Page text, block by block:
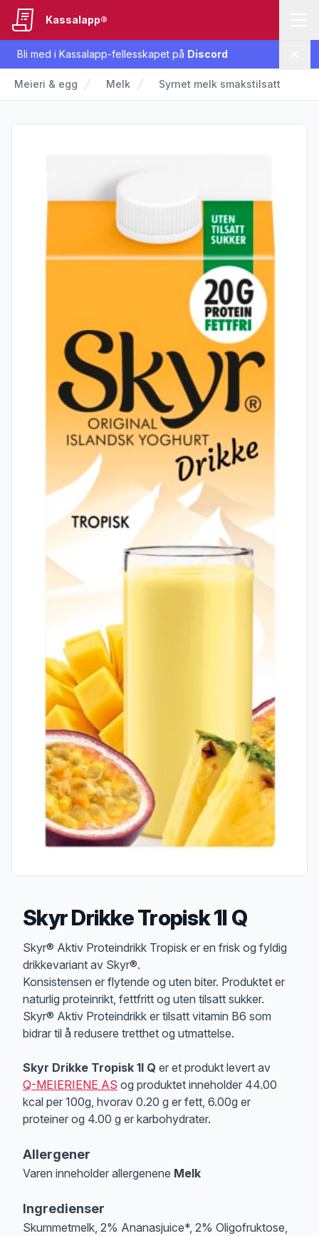
Bli med i Kassalapp-fellesskapet på Discord
Kassalapp®
Meieri & egg Melk Syrnet melk smakstilsatt
Skyr Drikke Tropisk 1l Q
Produktbeskrivelse
Skyr® Aktiv Proteindrikk Tropisk er en frisk og fyldig
drikkevariant av Skyr®.
Konsistensen er flytende og uten biter. Produktet er
naturlig proteinrikt, fettfritt og uten tilsatt sukker.
Skyr® Aktiv Proteindrikk er tilsatt vitamin B6 som
bidrar til å redusere tretthet og utmattelse.
Skyr Drikke Tropisk 1l Q er et produkt levert av
Q-MEIERIENE AS og produktet inneholder 44.00
kcal per 100g, hvorav 0.20 g er fett, 6.00g er
proteiner og 4.00 g er karbohydrater.
Allergener
Varen inneholder allergenene Melk
Ingredienser
Skummetmelk, 2% Ananasjuice*, 2% Oligofruktose,